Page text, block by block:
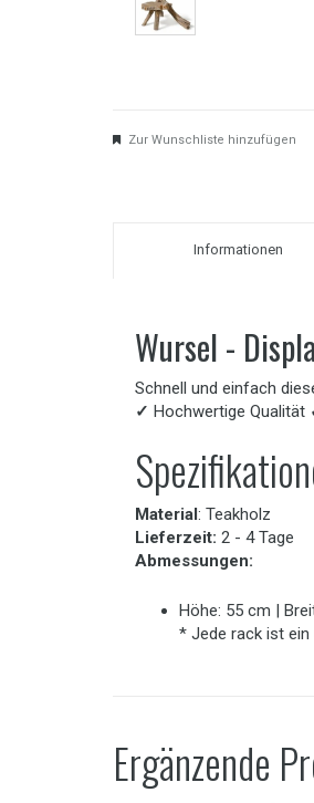
Zur Wunschliste hinzufügen
Informationen
Wursel -
Schnell und einfach
✓ Hochwertige Qualität
Material : Teakholz
Lieferzeit: 2 - 4 Tage
Abmessungen:
Höhe: 55 cm |
* Jede rack ist ein
Ergänzende